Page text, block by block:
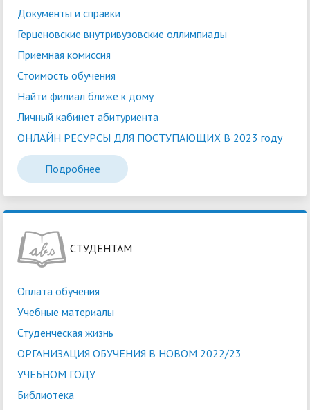
Документы и справки
Герценовские внутривузовские оллимпиады
Приемная комиссия
Стоимость обучения
Найти филиал ближе к дому
Личный кабинет абитуриента
ОНЛАЙН РЕСУРСЫ ДЛЯ ПОСТУПАЮЩИХ В 2023 году
Подробнее
СТУДЕНТАМ
Оплата обучения
Учебные материалы
Студенческая жизнь
ОРГАНИЗАЦИЯ ОБУЧЕНИЯ В НОВОМ 2022/23
УЧЕБНОМ ГОДУ
Библиотека